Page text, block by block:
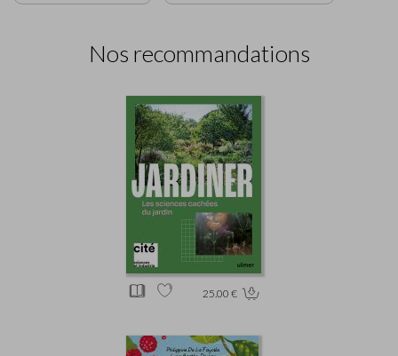
Nos recommandations
25.00 €